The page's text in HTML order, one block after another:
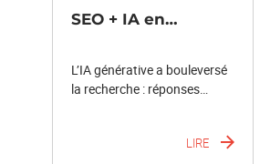
SEO + IA en…
L’IA générative a bouleversé
la recherche : réponses…
LIRE